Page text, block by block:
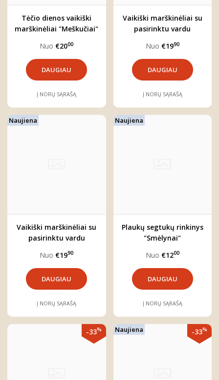
Tėčio dienos vaikiški
marškinėliai "Meškučiai"
Nuo €2000
DAUGIAU
Į NORŲ SĄRAŠĄ
Vaikiški marškinėliai su
pasirinktu vardu
Nuo €1990
DAUGIAU
Į NORŲ SĄRAŠĄ
Naujiena
Vaikiški marškinėliai su
pasirinktu vardu
Nuo €1990
DAUGIAU
Į NORŲ SĄRAŠĄ
Naujiena
Plaukų segtukų rinkinys
"Smėlynai"
Nuo €1200
DAUGIAU
Į NORŲ SĄRAŠĄ
-33% Naujiena -33%